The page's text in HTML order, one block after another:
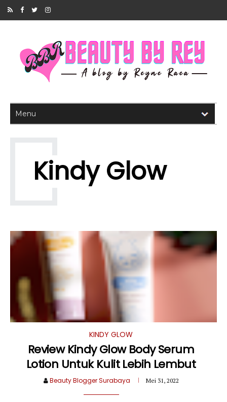
Kindy Glow
KINDY GLOW
Review Kindy Glow Body Serum
Lotion Untuk Kulit Lebih Lembut
Beauty Blogger Surabaya Mei 31, 2022